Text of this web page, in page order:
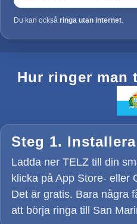
Du kan också ringa utan internet.
Hur ringer man
Steg 1.
Ladda ner TELZ till din
klicka på App Store- eller
Det är gratis. Bara några
att börja ringa till San